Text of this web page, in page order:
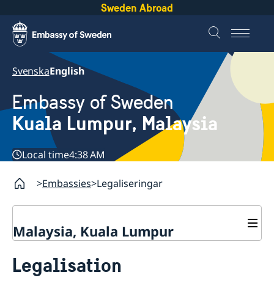
Sweden Abroad
SvenskaEnglish
Embassy of Sweden
Kuala Lumpur, Malaysia
Local time4:38 AM
Embassies Legaliseringar
Malaysia, Kuala Lumpur
About us
Legalisation